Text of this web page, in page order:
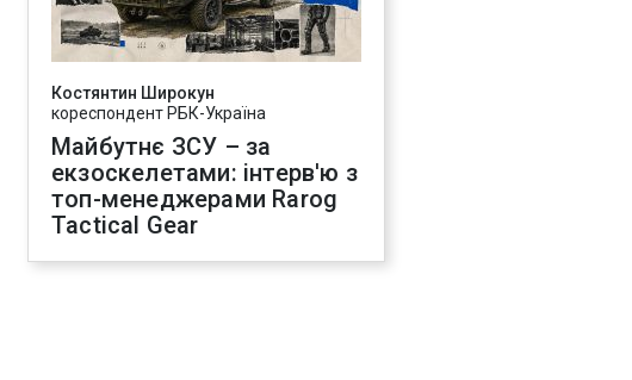
Костянтин Широкун
кореспондент РБК-Україна
Майбутнє ЗСУ – за
екзоскелетами: інтерв'ю з
топ-менеджерами Rarog
Tactical Gear